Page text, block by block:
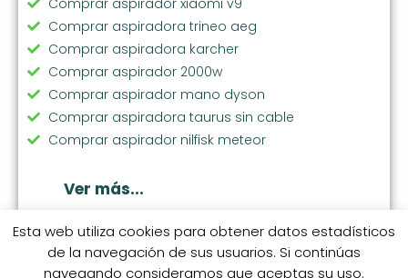
Comprar aspiradora trineo aeg
Comprar aspiradora karcher
Comprar aspirador 2000w
Comprar aspirador mano dyson
Comprar aspiradora taurus sin cable
Comprar aspirador nilfisk meteor
Comprar aspiradora jashen
Comprar aspiradora bosch sin cable
Comprar aspiradora sin bolsa potente
Ver más...
Esta web utiliza cookies para obtener datos estadísticos
de la navegación de sus usuarios. Si continúas
navegando consideramos que aceptas su uso.